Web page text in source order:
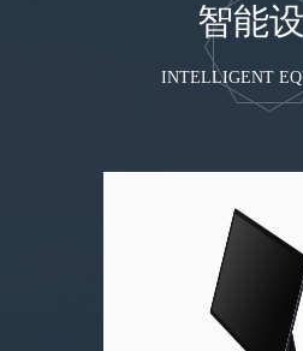
智能
INTELLIGENT